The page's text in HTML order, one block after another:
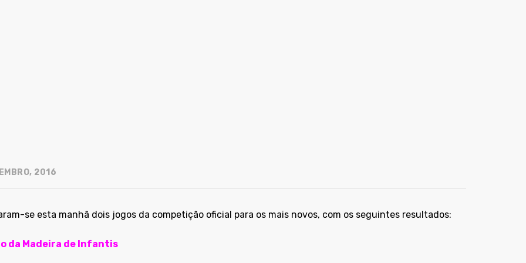
2016
se esta manhã dois jogos da competição oficial para os mais novos, com os seguintes resultados:
da Madeira de Infantis